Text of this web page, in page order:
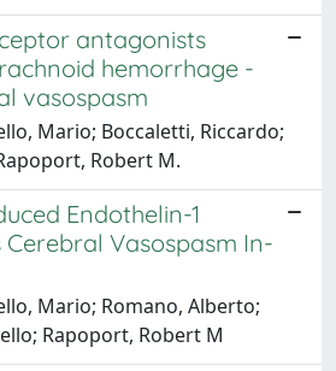
antagonists
hemorrhage -
vasospasm
Mario; Boccaletti, Riccardo;
Robert M.
Endothelin-1
Cerebral Vasospasm In-
Mario; Romano, Alberto;
Rapoport, Robert M